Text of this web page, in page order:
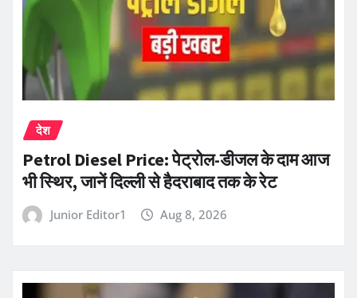
देश
Petrol Diesel Price: पेट्रोल-डीजल के दाम आज
भी स्थिर, जानें दिल्ली से हैदराबाद तक के रेट
Junior Editor1 Aug 8, 2026